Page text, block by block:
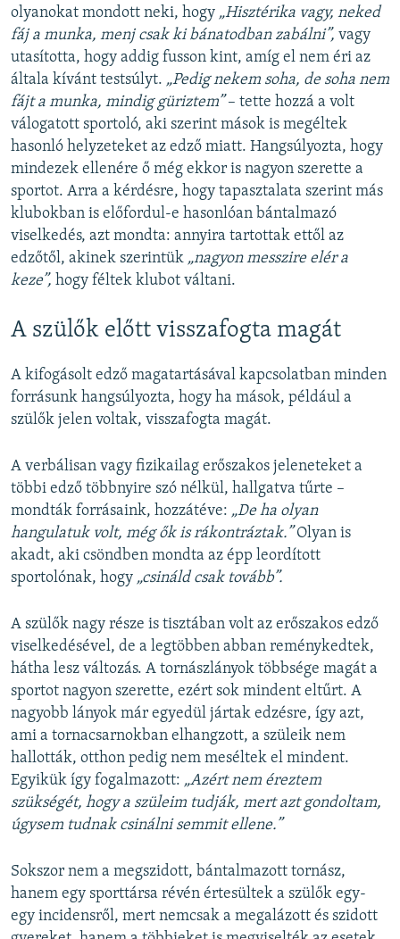
olyanokat mondott neki, hogy „Hisztérika vagy, neked
fáj a munka, menj csak ki bánatodban zabálni”, vagy
utasította, hogy addig fusson kint, amíg el nem éri az
általa kívánt testsúlyt. „Pedig nekem soha, de soha nem
fájt a munka, mindig güriztem”– tette hozzá a volt
válogatott sportoló, aki szerint mások is megéltek
hasonló helyzeteket az edző miatt. Hangsúlyozta, hogy
mindezek ellenére ő még ekkor is nagyon szerette a
sportot. Arra a kérdésre, hogy tapasztalata szerint más
klubokban is előfordul-e hasonlóan bántalmazó
viselkedés, azt mondta: annyira tartottak ettől az
edzőtől, akinek szerintük „nagyon messzire elér a
keze”, hogy féltek klubot váltani.
A szülők előtt visszafogta magát
A kifogásolt edző magatartásával kapcsolatban minden
forrásunk hangsúlyozta, hogy ha mások, például a
szülők jelen voltak, visszafogta magát.
A verbálisan vagy fizikailag erőszakos jeleneteket a
többi edző többnyire szó nélkül, hallgatva tűrte –
mondták forrásaink, hozzátéve: „De ha olyan
hangulatuk volt, még ők is rákontráztak.”Olyan is
akadt, aki csöndben mondta az épp leordított
sportolónak, hogy „csináld csak tovább”.
A szülők nagy része is tisztában volt az erőszakos edző
viselkedésével, de a legtöbben abban reménykedtek,
hátha lesz változás. A tornászlányok többsége magát a
sportot nagyon szerette, ezért sok mindent eltűrt. A
nagyobb lányok már egyedül jártak edzésre, így azt,
ami a tornacsarnokban elhangzott, a szüleik nem
hallották, otthon pedig nem meséltek el mindent.
Egyikük így fogalmazott: „Azért nem éreztem
szükségét, hogy a szüleim tudják, mert azt gondoltam,
úgysem tudnak csinálni semmit ellene.”
Sokszor nem a megszidott, bántalmazott tornász,
hanem egy sporttársa révén értesültek a szülők egy-
egy incidensről, mert nemcsak a megalázott és szidott